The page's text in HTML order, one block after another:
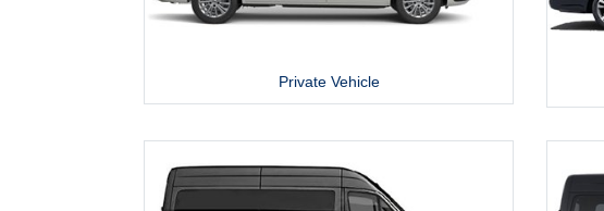
Private Vehicle